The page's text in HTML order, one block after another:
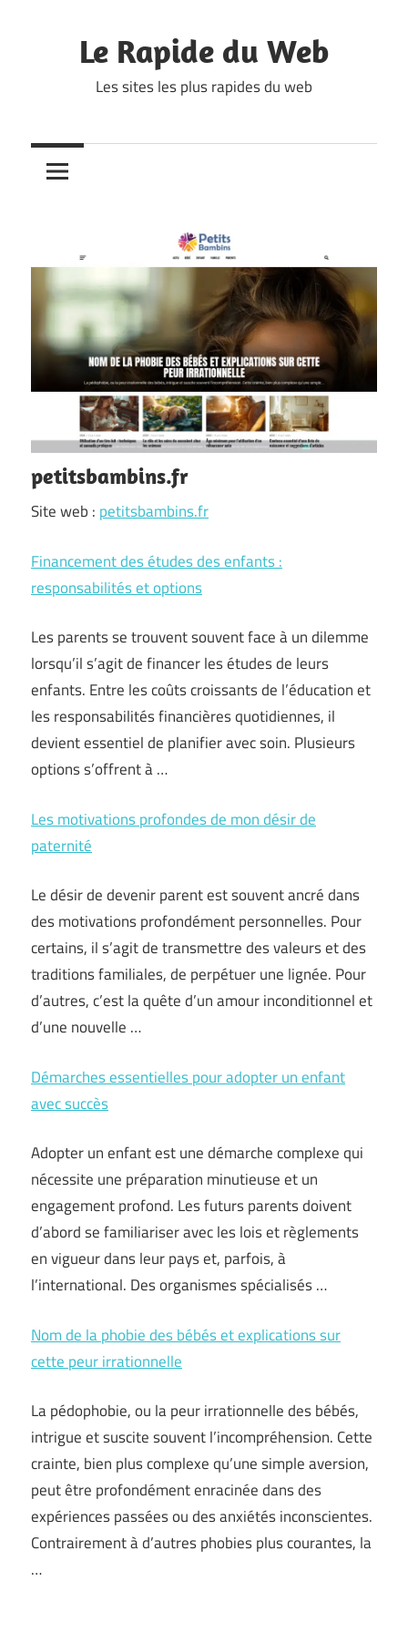
Le Rapide du Web
Les sites les plus rapides du web
petitsbambins.fr
Site web : petitsbambins.fr
Financement des études des enfants :
responsabilités et options
Les parents se trouvent souvent face à un dilemme
lorsqu’il s’agit de financer les études de leurs
enfants. Entre les coûts croissants de l’éducation et
les responsabilités financières quotidiennes, il
devient essentiel de planifier avec soin. Plusieurs
options s’offrent à …
Les motivations profondes de mon désir de
paternité
Le désir de devenir parent est souvent ancré dans
des motivations profondément personnelles. Pour
certains, il s’agit de transmettre des valeurs et des
traditions familiales, de perpétuer une lignée. Pour
d’autres, c’est la quête d’un amour inconditionnel et
d’une nouvelle …
Démarches essentielles pour adopter un enfant
avec succès
Adopter un enfant est une démarche complexe qui
nécessite une préparation minutieuse et un
engagement profond. Les futurs parents doivent
d’abord se familiariser avec les lois et règlements
en vigueur dans leur pays et, parfois, à
l’international. Des organismes spécialisés …
Nom de la phobie des bébés et explications sur
cette peur irrationnelle
La pédophobie, ou la peur irrationnelle des bébés,
intrigue et suscite souvent l’incompréhension. Cette
crainte, bien plus complexe qu’une simple aversion,
peut être profondément enracinée dans des
expériences passées ou des anxiétés inconscientes.
Contrairement à d’autres phobies plus courantes, la
…